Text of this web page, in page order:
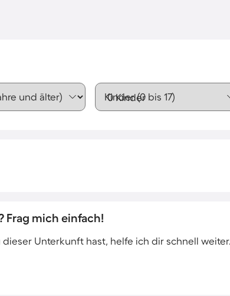
und älter) Kinder (0 bis 17)
Frag mich einfach!
Unterkunft hast, helfe ich dir schnell weiter.